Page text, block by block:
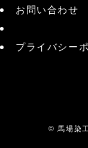
お問い合わせ
プライバシー
© 馬場染